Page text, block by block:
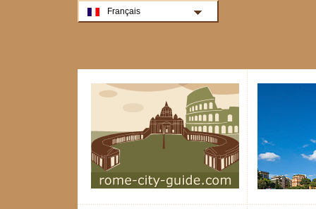
Français